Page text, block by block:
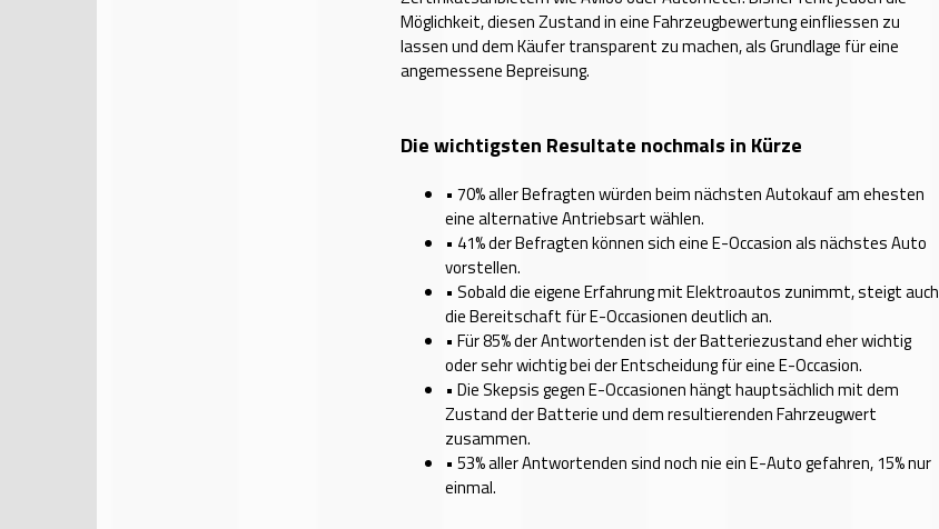
Möglichkeit, diesen Zustand in eine Fahrzeugbewertung einfliessen zu
lassen und dem Käufer transparent zu machen, als Grundlage für eine
angemessene Bepreisung.
Die wichtigsten Resultate nochmals in Kürze
• 70% aller Befragten würden beim nächsten Autokauf am ehesten
eine alternative Antriebsart wählen.
• 41% der Befragten können sich eine E-Occasion als nächstes Auto
vorstellen.
• Sobald die eigene Erfahrung mit Elektroautos zunimmt, steigt auch
die Bereitschaft für E-Occasionen deutlich an.
• Für 85% der Antwortenden ist der Batteriezustand eher wichtig
oder sehr wichtig bei der Entscheidung für eine E-Occasion.
• Die Skepsis gegen E-Occasionen hängt hauptsächlich mit dem
Zustand der Batterie und dem resultierenden Fahrzeugwert
zusammen.
• 53% aller Antwortenden sind noch nie ein E-Auto gefahren, 15% nur
einmal.